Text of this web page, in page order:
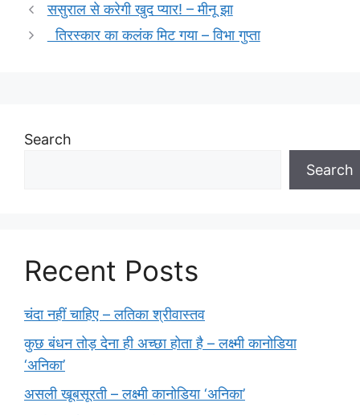
ससुराल से करेगी खुद प्यार! – मीनू झा
तिरस्कार का कलंक मिट गया – विभा गुप्ता
Search
Search
Recent Posts
चंदा नहीं चाहिए – लतिका श्रीवास्तव
कुछ बंधन तोड़ देना ही अच्छा होता है – लक्ष्मी कानोडिया
‘अनिका’
असली खूबसूरती – लक्ष्मी कानोडिया ‘अनिका’